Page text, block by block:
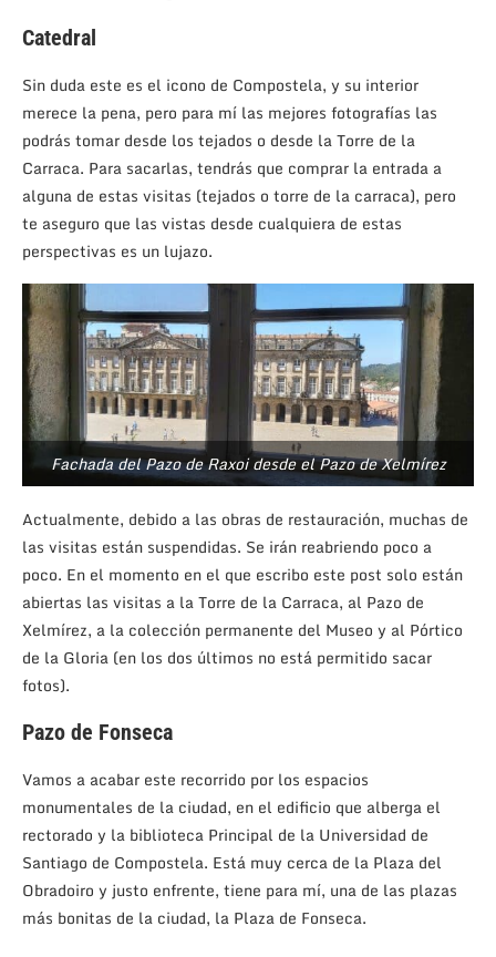
Catedral
Sin duda este es el icono de Compostela, y su interior
merece la pena, pero para mí las mejores fotografías las
podrás tomar desde los tejados o desde la Torre de la
Carraca. Para sacarlas, tendrás que comprar la entrada a
alguna de estas visitas (tejados o torre de la carraca), pero
te aseguro que las vistas desde cualquiera de estas
perspectivas es un lujazo.
Fachada del Pazo de Raxoi desde el Pazo de Xelmírez
Actualmente, debido a las obras de restauración, muchas de
las visitas están suspendidas. Se irán reabriendo poco a
poco. En el momento en el que escribo este post solo están
abiertas las visitas a la Torre de la Carraca, al Pazo de
Xelmírez, a la colección permanente del Museo y al Pórtico
de la Gloria (en los dos últimos no está permitido sacar
fotos).
Pazo de Fonseca
Vamos a acabar este recorrido por los espacios
monumentales de la ciudad, en el edificio que alberga el
rectorado y la biblioteca Principal de la Universidad de
Santiago de Compostela. Está muy cerca de la Plaza del
Obradoiro y justo enfrente, tiene para mí, una de las plazas
más bonitas de la ciudad, la Plaza de Fonseca.